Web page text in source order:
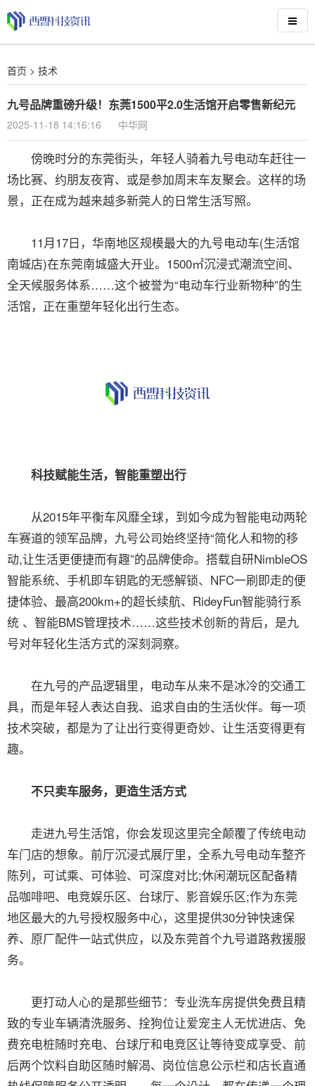
首页 > 技术
九号品牌重磅升级！东莞1500平2.0生活馆开启零售新纪元
2025-11-18 14:16:16 中华网
傍晚时分的东莞街头，年轻人骑着九号电动车赶往一
场比赛、约朋友夜宵、或是参加周末车友聚会。这样的场
景，正在成为越来越多新莞人的日常生活写照。
11月17日，华南地区规模最大的九号电动车(生活馆
南城店)在东莞南城盛大开业。1500㎡沉浸式潮流空间、
全天候服务体系……这个被誉为“电动车行业新物种”的生
活馆，正在重塑年轻化出行生态。
科技赋能生活，智能重塑出行
从2015年平衡车风靡全球，到如今成为智能电动两轮
车赛道的领军品牌，九号公司始终坚持“简化人和物的移
动,让生活更便捷而有趣”的品牌使命。搭载自研NimbleOS
智能系统、手机即车钥匙的无感解锁、NFC一刷即走的便
捷体验、最高200km+的超长续航、RideyFun智能骑行系
统 、智能BMS管理技术……这些技术创新的背后，是九
号对年轻化生活方式的深刻洞察。
在九号的产品逻辑里，电动车从来不是冰冷的交通工
具，而是年轻人表达自我、追求自由的生活伙伴。每一项
技术突破，都是为了让出行变得更奇妙、让生活变得更有
趣。
不只卖车服务，更造生活方式
走进九号生活馆，你会发现这里完全颠覆了传统电动
车门店的想象。前厅沉浸式展厅里，全系九号电动车整齐
陈列，可试乘、可体验、可深度对比;休闲潮玩区配备精
品咖啡吧、电竞娱乐区、台球厅、影音娱乐区;作为东莞
地区最大的九号授权服务中心，这里提供30分钟快速保
养、原厂配件一站式供应，以及东莞首个九号道路救援服
务。
更打动人心的是那些细节：专业洗车房提供免费且精
致的专业车辆清洗服务、拴狗位让爱宠主人无忧进店、免
费充电桩随时充电、台球厅和电竞区让等待变成享受、前
后两个饮料自助区随时解渴、岗位信息公示栏和店长直通